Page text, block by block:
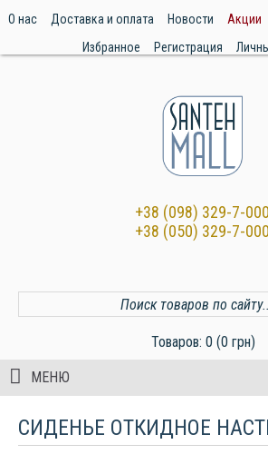
О нас Доставка и оплата Новости Акции
Избранное
Регистрация
+38 (098) 329-7-000
+38 (050) 329-7-000
Товаров: 0 (0 грн)
МЕНЮ